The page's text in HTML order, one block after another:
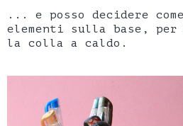
... e posso decidere
elementi sulla base,
la colla a caldo.